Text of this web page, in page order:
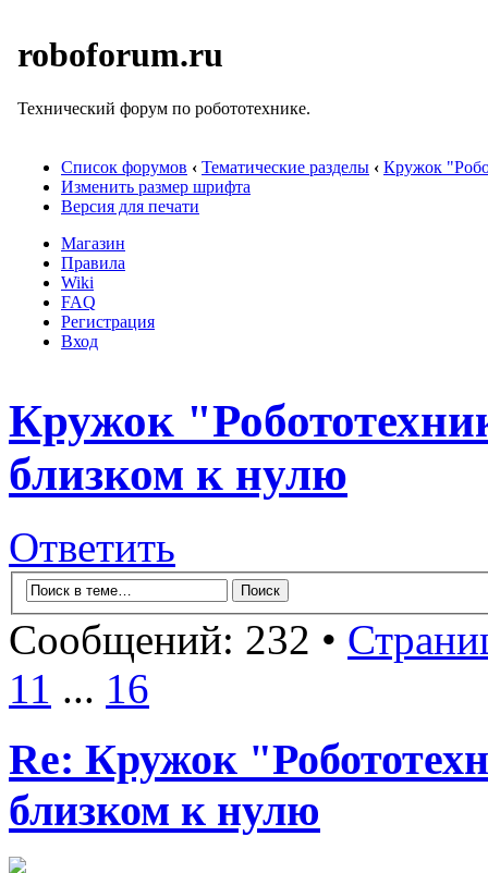
roboforum.ru
Технический форум по робототехнике.
Список форумов ‹ Тематические разделы ‹ Кружок
Изменить размер шрифта
Версия для печати
Магазин
Правила
Wiki
FAQ
Регистрация
Вход
Кружок
близком к нулю
Ответить
Сообщений: 232 •
11 ... 16
Re: Кружок
близком к нулю